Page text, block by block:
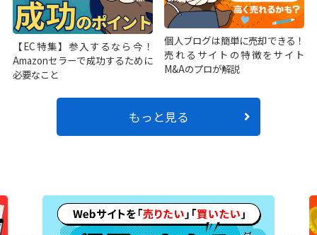
【EC特集】参入するなら今！
Amazonセラーで成功するために
必要なこと
個人ブログは簡単に売却できる！
売れるサイトの特徴をサイト
M&Aのプロが解説
もっと見る